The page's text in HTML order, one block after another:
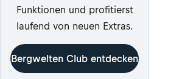
Funktionen und profitierst
laufend von neuen Extras.
Bergwelten Club entdecken